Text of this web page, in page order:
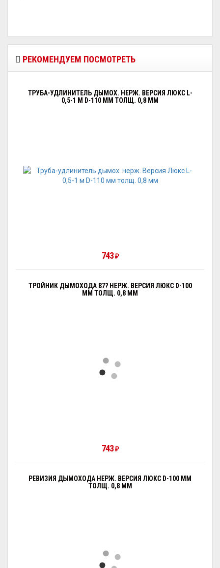
РЕКОМЕНДУЕМ ПОСМОТРЕТЬ
ТРУБА-УДЛИНИТЕЛЬ ДЫМОХ. НЕРЖ. ВЕРСИЯ ЛЮКС L-
0,5-1 М D-110 ММ ТОЛЩ. 0,8 ММ
743₽
ТРОЙНИК ДЫМОХОДА 87? НЕРЖ. ВЕРСИЯ ЛЮКС D-100
ММ ТОЛЩ. 0,8 ММ
743₽
РЕВИЗИЯ ДЫМОХОДА НЕРЖ. ВЕРСИЯ ЛЮКС D-100 ММ
ТОЛЩ. 0,8 ММ